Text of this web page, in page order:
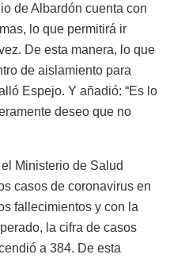
de Albardón cuenta con
lo que permitirá ir
De esta manera, lo que
de aislamiento para
Espejo. Y añadió: “Es lo
deseo que no
Ministerio de Salud
casos de coronavirus en
fallecimientos y con la
la cifra de casos
a 384. De esta